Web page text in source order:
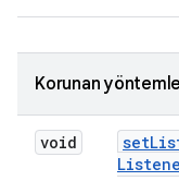
Korunan
void set